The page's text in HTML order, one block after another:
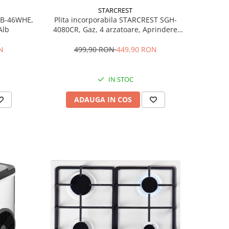
46WHE,
STARCREST
Plita incorporabila STARCREST SGH-
4080CR, Gaz, 4 arzatoare, Aprindere
499,90 RON449,90 RON
IN STOC
ADAUGA IN COS